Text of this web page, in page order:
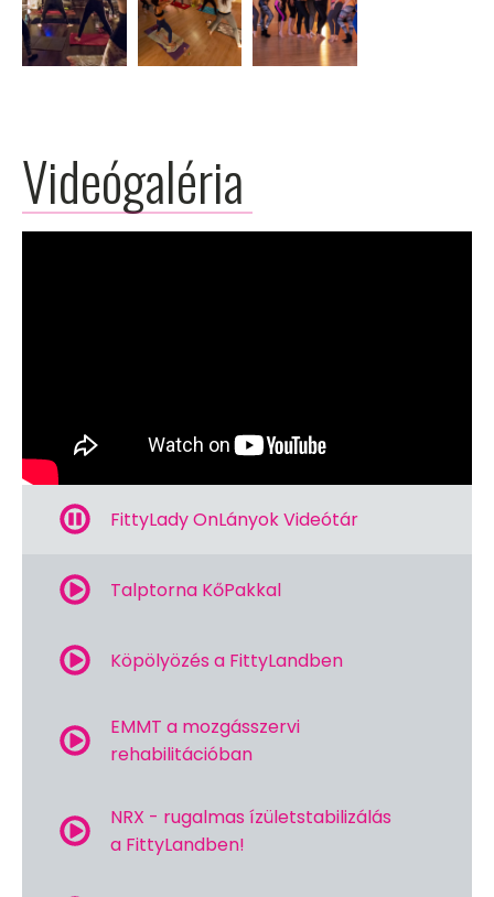
Videógaléria
FittyLady OnLányok Videótár
Talptorna KőPakkal
Köpölyözés a FittyLandben
EMMT a mozgásszervi
rehabilitációban
NRX - rugalmas ízületstabilizálás
a FittyLandben!